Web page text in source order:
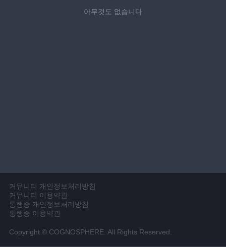
아무것도 없습니다
커뮤니티 개인정보처리방침
커뮤니티 이용약관
통행증 개인정보처리방침
통행증 이용약관
Copyright © COGNOSPHERE. All Rights Reserved.